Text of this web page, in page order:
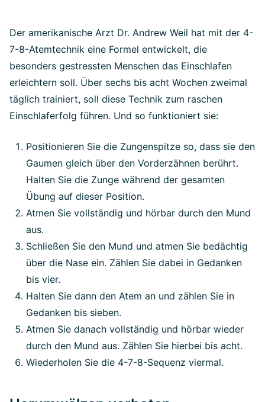
Der amerikanische Arzt Dr. Andrew Weil hat mit der 4-
7-8-Atemtechnik eine Formel entwickelt, die
besonders gestressten Menschen das Einschlafen
erleichtern soll. Über sechs bis acht Wochen zweimal
täglich trainiert, soll diese Technik zum raschen
Einschlaferfolg führen. Und so funktioniert sie:
Positionieren Sie die Zungenspitze so, dass sie den
Gaumen gleich über den Vorderzähnen berührt.
Halten Sie die Zunge während der gesamten
Übung auf dieser Position.
Atmen Sie vollständig und hörbar durch den Mund
aus.
Schließen Sie den Mund und atmen Sie bedächtig
über die Nase ein. Zählen Sie dabei in Gedanken
bis vier.
Halten Sie dann den Atem an und zählen Sie in
Gedanken bis sieben.
Atmen Sie danach vollständig und hörbar wieder
durch den Mund aus. Zählen Sie hierbei bis acht.
Wiederholen Sie die 4-7-8-Sequenz viermal.